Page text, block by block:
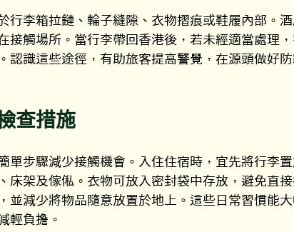
行李箱拉鏈、輪子縫隙、衣物摺痕或鞋履內部。
接觸場所。當行李帶回香港後，若未經適當處理
認識這些途徑，有助旅客提高警覺，在源頭做好
查措施
單步驟減少接觸機會。入住住宿時，宜先將行李
床架及傢俬。衣物可放入密封袋中存放，避免直
並減少將物品隨意放置於地上。這些日常習慣能
輕負擔。